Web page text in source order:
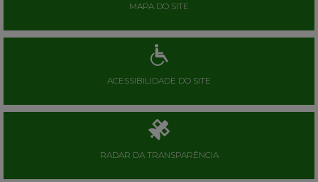
MAPA DO SITE
ACESSIBILIDADE DO SITE
RADAR DA TRANSPARÊNCIA